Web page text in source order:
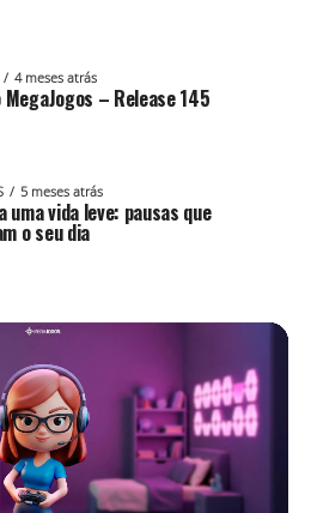
4 meses atrás
– Release 145
5 meses atrás
uma vida leve: pausas que
o seu dia